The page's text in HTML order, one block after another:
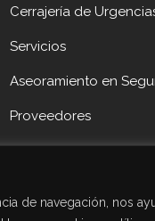
de navegación, nos
Cerrajería de
Servicios
Aseoramiento en
Proveedores
Noticias
Despí